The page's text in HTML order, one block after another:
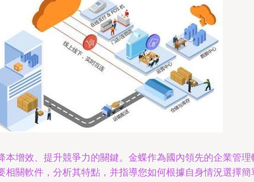
增效、提升競爭力的關鍵。金蝶作為國內領先的企業管
關軟件，分析其特點，并指導您如何根據自身情況選擇簡